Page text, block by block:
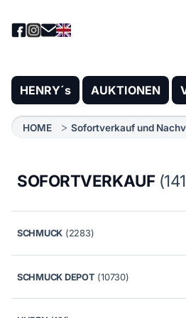
HENRY´s AUKTIONEN
HOME Sofortverkauf und
SOFORTVERKAUF
SCHMUCK (2283)
SCHMUCK DEPOT (10730)